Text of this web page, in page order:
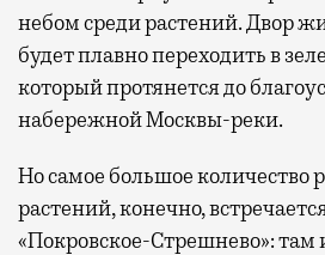
небом среди растений. Двор
будет плавно переходить в
который протянется до
набережной Москвы-реки.
Но самое большое количество
растений, конечно,
«Покровское-Стрешнево»: там